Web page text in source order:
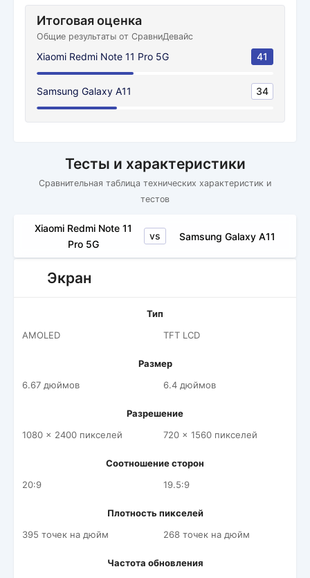
Итоговая оценка
Общие результаты от СравниДевайс
Xiaomi Redmi Note 11 Pro 5G 41
Samsung Galaxy A11 34
Тесты и характеристики
Сравнительная таблица технических характеристик и
тестов
Xiaomi Redmi Note 11
Pro 5G
vs Samsung Galaxy A11
Экран
Тип
AMOLED
TFT LCD
Размер
6.67 дюймов
6.4 дюймов
Разрешение
1080 x 2400 пикселей
720 x 1560 пикселей
Соотношение сторон
20:9
19.5:9
Плотность пикселей
395 точек на дюйм
268 точек на дюйм
Частота обновления